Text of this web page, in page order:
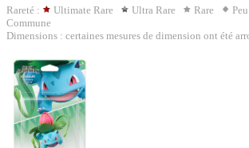
Rareté : Ultimate Rare Ultra Rare Rare
Commune
Dimensions : certaines mesures de dimension ont été